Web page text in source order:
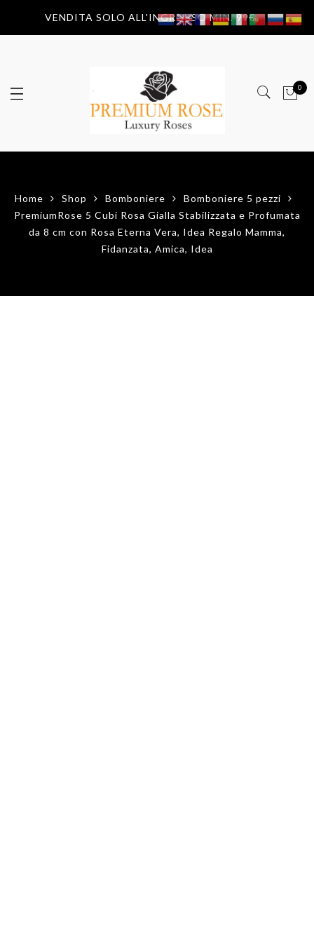
VENDITA SOLO ALL'INGROSSO MIN. 99€
0
Home Shop Bomboniere
Bomboniere 5 pezzi
PremiumRose 5 Cubi Rosa Gialla Stabilizzata e Profumata
da 8 cm con Rosa Eterna Vera, Idea Regalo Mamma,
Fidanzata, Amica, Idea